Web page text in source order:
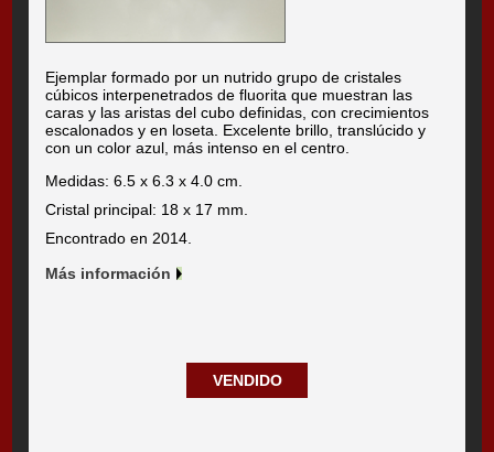
Ejemplar formado por un nutrido grupo de cristales
cúbicos interpenetrados de fluorita que muestran las
caras y las aristas del cubo definidas, con crecimientos
escalonados y en loseta. Excelente brillo, translúcido y
con un color azul, más intenso en el centro.
Medidas: 6.5 x 6.3 x 4.0 cm.
Cristal principal: 18 x 17 mm.
Encontrado en 2014.
Más información
VENDIDO